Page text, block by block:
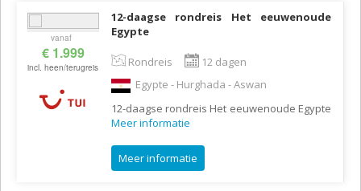
vanaf
€ 1.999
incl. heen/terugreis
12-daagse rondreis Het eeuwenoude
Egypte
Rondreis
12 dagen
Egypte - Hurghada - Aswan
12-daagse rondreis Het eeuwenoude Egypte
Meer informatie
Meer informatie